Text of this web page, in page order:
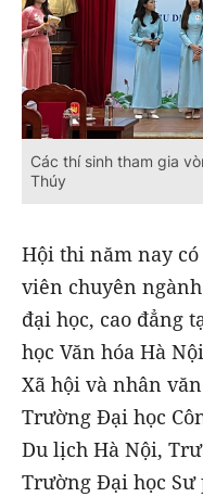
Các thí sinh tham gia
Thúy
Hội thi năm nay
viên chuyên
đại học, cao đẳng
học Văn hóa Hà
Xã hội và nhân
Trường Đại học
Du lịch Hà Nội,
Trường Đại học